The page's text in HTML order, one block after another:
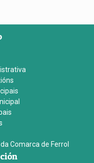
Comarca de Ferrol